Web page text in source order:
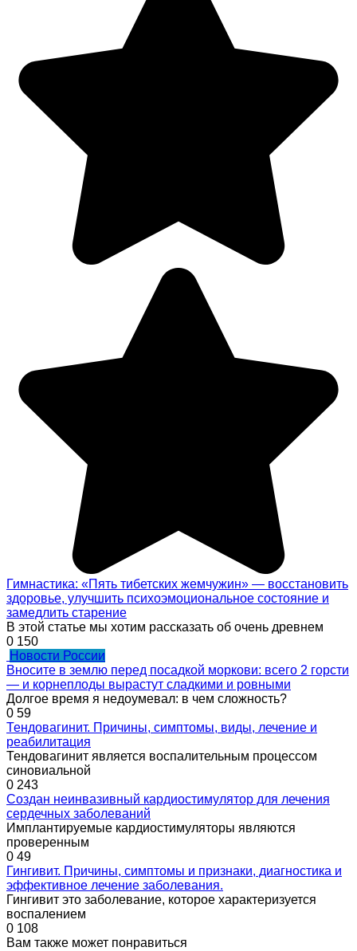
Гимнастика: «Пять тибетских жемчужин» — восстановить
здоровье, улучшить психоэмоциональное состояние и
замедлить старение
В этой статье мы хотим рассказать об очень древнем
0 150
Новости России
Вносите в землю перед посадкой моркови: всего 2 горсти
— и корнеплоды вырастут сладкими и ровными
Долгое время я недоумевал: в чем сложность?
0 59
Тендовагинит. Причины, симптомы, виды, лечение и
реабилитация
Тендовагинит является воспалительным процессом
синовиальной
0 243
Создан неинвазивный кардиостимулятор для лечения
сердечных заболеваний
Имплантируемые кардиостимуляторы являются
проверенным
0 49
Гингивит. Причины, симптомы и признаки, диагностика и
эффективное лечение заболевания.
Гингивит это заболевание, которое характеризуется
воспалением
0 108
Вам также может понравиться